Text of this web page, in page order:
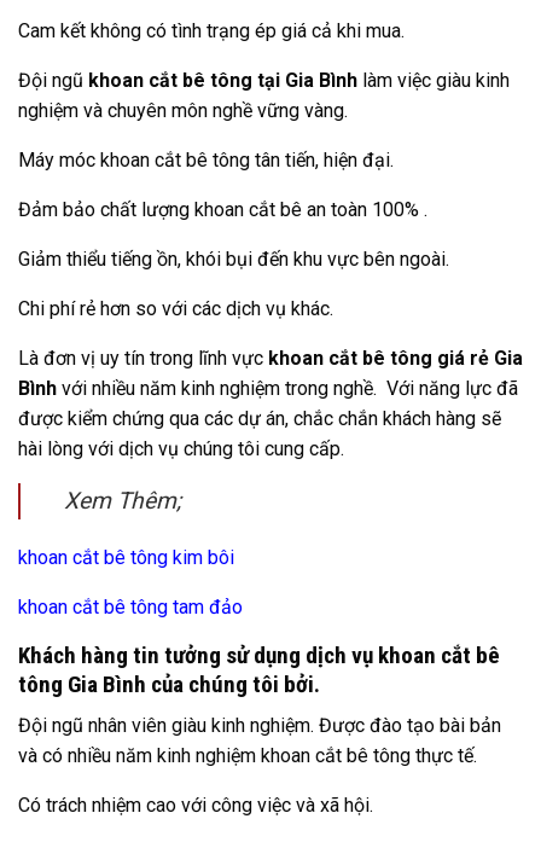
Cam kết không có tình trạng ép giá cả khi mua.
Đội ngũ khoan cắt bê tông tại Gia Bình làm việc giàu kinh
nghiệm và chuyên môn nghề vững vàng.
Máy móc khoan cắt bê tông tân tiến, hiện đại.
Đảm bảo chất lượng khoan cắt bê an toàn 100% .
Giảm thiểu tiếng ồn, khói bụi đến khu vực bên ngoài.
Chi phí rẻ hơn so với các dịch vụ khác.
Là đơn vị uy tín trong lĩnh vực khoan cắt bê tông giá rẻ Gia
Bình với nhiều năm kinh nghiệm trong nghề. Với năng lực đã
được kiểm chứng qua các dự án, chắc chắn khách hàng sẽ
hài lòng với dịch vụ chúng tôi cung cấp.
Xem Thêm;
khoan cắt bê tông kim bôi
khoan cắt bê tông tam đảo
Khách hàng tin tưởng sử dụng dịch vụ khoan cắt bê
tông Gia Bình của chúng tôi bởi.
Đội ngũ nhân viên giàu kinh nghiệm. Được đào tạo bài bản
và có nhiều năm kinh nghiệm khoan cắt bê tông thực tế.
Có trách nhiệm cao với công việc và xã hội.